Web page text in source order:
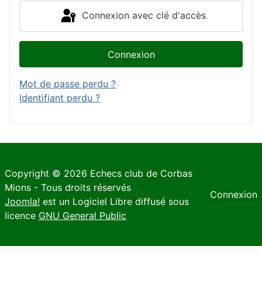
Connexion avec clé d'accès
Connexion
Mot de passe perdu ?
Identifiant perdu ?
Copyright © 2026 Echecs club de Corbas
Mions - Tous droits réservés
Joomla! est un Logiciel Libre diffusé sous
licence GNU General Public
Connexion